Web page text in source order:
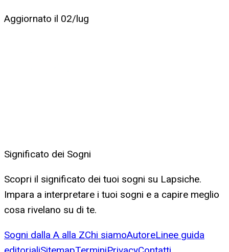
Aggiornato il 02/lug
Significato dei Sogni
Scopri il significato dei tuoi sogni su Lapsiche.
Impara a interpretare i tuoi sogni e a capire meglio
cosa rivelano su di te.
Sogni dalla A alla ZChi siamoAutoreLinee guida